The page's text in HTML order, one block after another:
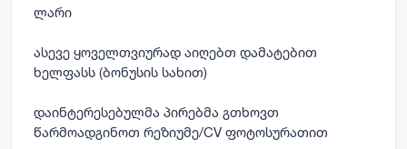
ლარი
ასევე ყოველთვიურად აიღებთ დამატებით
ხელფასს (ბონუსის სახით)
დაინტერესებულმა პირებმა გთხოვთ
წარმოადგინოთ რეზიუმე/CV ფოტოსურათით